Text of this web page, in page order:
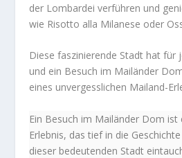
der Lombardei verführen und
wie Risotto alla Milanese oder
Diese faszinierende Stadt hat für
und ein Besuch im Mailänder
eines unvergesslichen Mailand-
Ein Besuch im Mailänder Dom ist
Erlebnis, das tief in die
dieser bedeutenden Stadt